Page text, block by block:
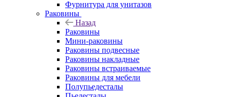
Фурнитура для унитазов
Раковины
Назад
Раковины
Мини-раковины
Раковины подвесные
Раковины накладные
Раковины встраиваемые
Раковины для мебели
Полупьедесталы